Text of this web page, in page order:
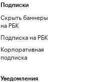
Подписки
Скрыть баннеры
на РБК
Подписка на РБК
Корпоративная
подписка
Уведомления